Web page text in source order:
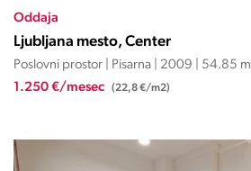
Oddaja
Ljubljana mesto, Center
Poslovni prostor | Pisarna | 2009 | 54.85 m
1.250 €/mesec (22,8 €/m2)